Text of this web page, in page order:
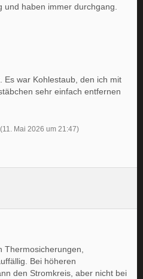
haben immer durchgang.
Es war Kohlestaub, den ich mit
sehr einfach entfernen
(11. Mai 2026 um 21:47)
Thermosicherungen,
Bei höheren
den Stromkreis, aber nicht bei